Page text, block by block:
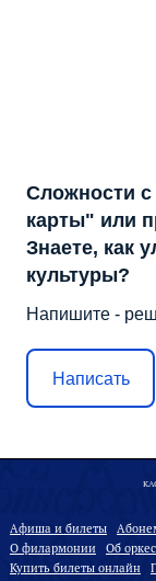
Сложности
карты" или
Знаете, как
культуры?
Напишите -
Написать
Афиша и билеты
О филармонии
Oб
Купить билеты онлайн